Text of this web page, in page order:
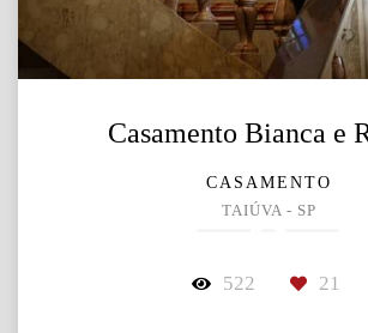
Casamento Bianca e
CASAMENTO
TAIÚVA - SP
522 21